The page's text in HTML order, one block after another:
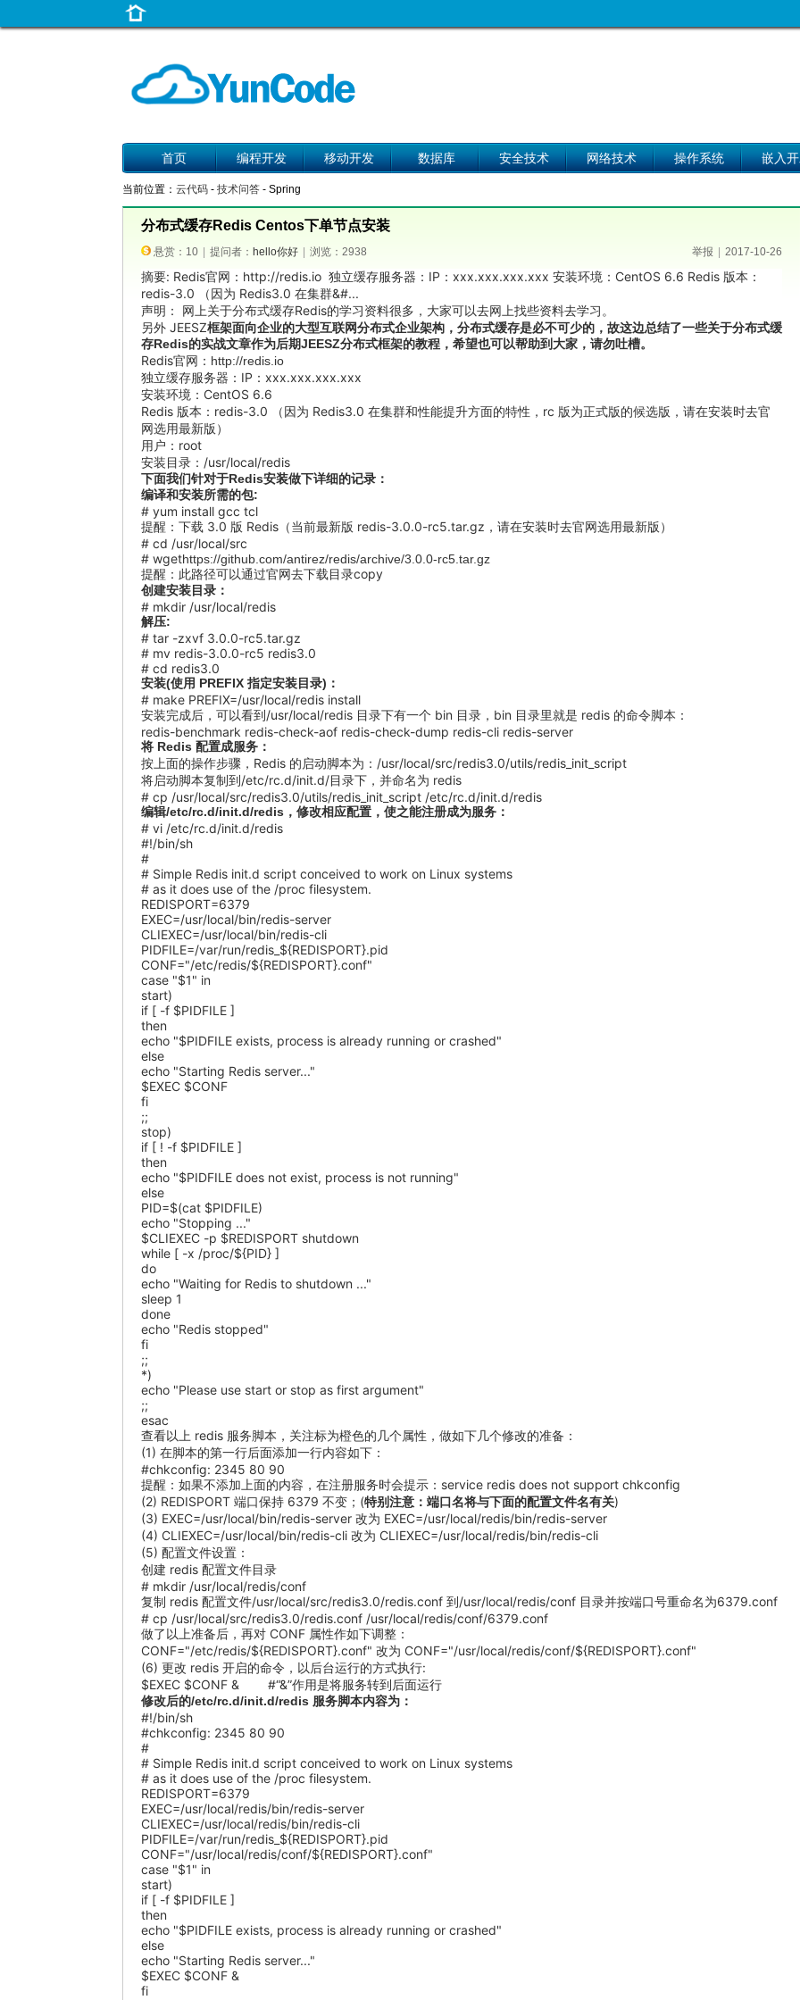
首页 编程开发 移动开发 数据库 安全技术 网络技术 操作系统 嵌入
当前位置： 云代码 - 技术问答 - Spring
分布式缓存Redis Centos下单节点安装
悬赏：10 提问者： hello你好 浏览：2938 举报 2017-10-26
摘要: Redis官网：http://redis.io 独立缓存服务器：IP：xxx.xxx.xxx.xxx 安装环境：CentOS 6.6 Redis 版本：
redis-3.0 （因为 Redis3.0 在集群&#...
声明： 网上关于分布式缓存Redis的学习资料很多，大家可以去网上找些资料去学习。
另外 JEESZ框架面向企业的大型互联网分布式企业架构，分布式缓存是必不可少的，故这边总结了一些关于分布式缓
存Redis的实战文章作为后期JEESZ分布式框架的教程，希望也可以帮助到大家，请勿吐槽。
Redis官网： http://redis.io
独立缓存服务器：IP：xxx.xxx.xxx.xxx
安装环境：CentOS 6.6
Redis 版本：redis-3.0 （因为 Redis3.0 在集群和性能提升方面的特性，rc 版为正式版的候选版，请在安装时去官
网选用最新版）
用户：root
安装目录：/usr/local/redis
下面我们针对于Redis安装做下详细的记录：
编译和安装所需的包:
# yum install gcc tcl
提醒：下载 3.0 版 Redis（当前最新版 redis-3.0.0-rc5.tar.gz，请在安装时去官网选用最新版）
# cd /usr/local/src
# wgethttps://github.com/antirez/redis/archive/3.0.0-rc5.tar.gz
提醒：此路径可以通过官网去下载目录copy
创建安装目录：
# mkdir /usr/local/redis
解压:
# tar -zxvf 3.0.0-rc5.tar.gz
# mv redis-3.0.0-rc5 redis3.0
# cd redis3.0
安装(使用 PREFIX 指定安装目录)：
# make PREFIX=/usr/local/redis install
安装完成后，可以看到/usr/local/redis 目录下有一个 bin 目录，bin 目录里就是 redis 的命令脚本：
redis-benchmark redis-check-aof redis-check-dump redis-cli redis-server
将 Redis 配置成服务：
按上面的操作步骤，Redis 的启动脚本为：/usr/local/src/redis3.0/utils/redis_init_script
将启动脚本复制到/etc/rc.d/init.d/目录下，并命名为 redis
# cp /usr/local/src/redis3.0/utils/redis_init_script /etc/rc.d/init.d/redis
编辑/etc/rc.d/init.d/redis，修改相应配置，使之能注册成为服务：
# vi /etc/rc.d/init.d/redis
#!/bin/sh
#
# Simple Redis init.d script conceived to work on Linux systems
# as it does use of the /proc filesystem.
REDISPORT=6379
EXEC=/usr/local/bin/redis-server
CLIEXEC=/usr/local/bin/redis-cli
PIDFILE=/var/run/redis_${REDISPORT}.pid
CONF="/etc/redis/${REDISPORT}.conf"
case "$1" in
start)
if [ -f $PIDFILE ]
then
echo "$PIDFILE exists, process is already running or crashed"
else
echo "Starting Redis server..."
$EXEC $CONF
fi
;;
stop)
if [ ! -f $PIDFILE ]
then
echo "$PIDFILE does not exist, process is not running"
else
PID=$(cat $PIDFILE)
echo "Stopping ..."
$CLIEXEC -p $REDISPORT shutdown
while [ -x /proc/${PID} ]
do
echo "Waiting for Redis to shutdown ..."
sleep 1
done
echo "Redis stopped"
fi
;;
*)
echo "Please use start or stop as first argument"
;;
esac
查看以上 redis 服务脚本，关注标为橙色的几个属性，做如下几个修改的准备：
(1) 在脚本的第一行后面添加一行内容如下：
#chkconfig: 2345 80 90
提醒：如果不添加上面的内容，在注册服务时会提示：service redis does not support chkconfig
(2) REDISPORT 端口保持 6379 不变；(特别注意：端口名将与下面的配置文件名有关)
(3) EXEC=/usr/local/bin/redis-server 改为 EXEC=/usr/local/redis/bin/redis-server
(4) CLIEXEC=/usr/local/bin/redis-cli 改为 CLIEXEC=/usr/local/redis/bin/redis-cli
(5) 配置文件设置：
创建 redis 配置文件目录
# mkdir /usr/local/redis/conf
复制 redis 配置文件/usr/local/src/redis3.0/redis.conf 到/usr/local/redis/conf 目录并按端口号重命名为6379.conf
# cp /usr/local/src/redis3.0/redis.conf /usr/local/redis/conf/6379.conf
做了以上准备后，再对 CONF 属性作如下调整：
CONF="/etc/redis/${REDISPORT}.conf" 改为 CONF="/usr/local/redis/conf/${REDISPORT}.conf"
(6) 更改 redis 开启的命令，以后台运行的方式执行:
$EXEC $CONF & #“&”作用是将服务转到后面运行
修改后的/etc/rc.d/init.d/redis 服务脚本内容为：
#!/bin/sh
#chkconfig: 2345 80 90
#
# Simple Redis init.d script conceived to work on Linux systems
# as it does use of the /proc filesystem.
REDISPORT=6379
EXEC=/usr/local/redis/bin/redis-server
CLIEXEC=/usr/local/redis/bin/redis-cli
PIDFILE=/var/run/redis_${REDISPORT}.pid
CONF="/usr/local/redis/conf/${REDISPORT}.conf"
case "$1" in
start)
if [ -f $PIDFILE ]
then
echo "$PIDFILE exists, process is already running or crashed"
else
echo "Starting Redis server..."
$EXEC $CONF &
fi